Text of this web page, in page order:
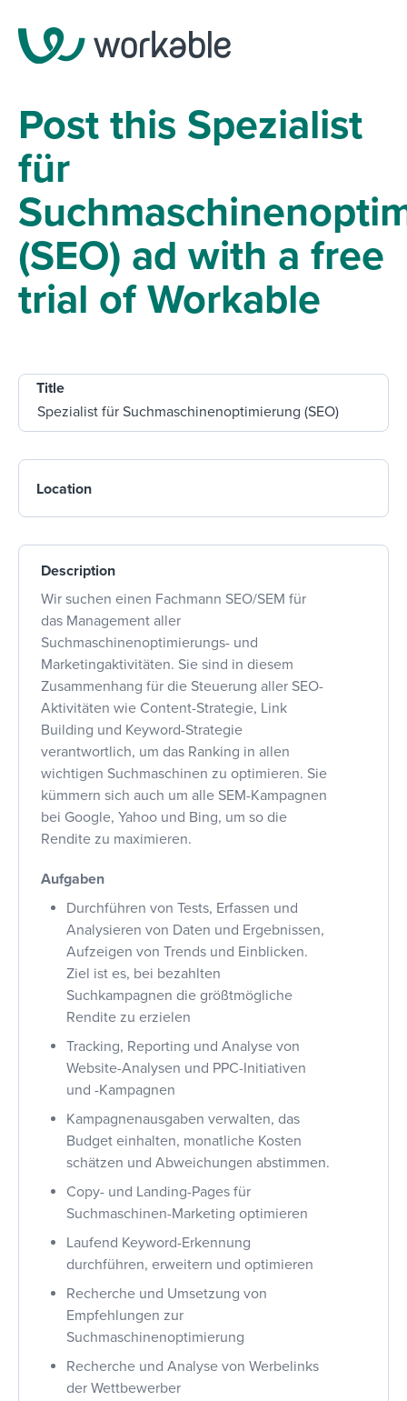
Post this Spezialist
für
(SEO) ad with a free
trial of Workable
Title
Location
Description
Wir suchen einen Fachmann SEO/SEM für
das Management aller
Suchmaschinenoptimierungs- und
Marketingaktivitäten. Sie sind in diesem
Zusammenhang für die Steuerung aller SEO-
Aktivitäten wie Content-Strategie, Link
Building und Keyword-Strategie
verantwortlich, um das Ranking in allen
wichtigen Suchmaschinen zu optimieren. Sie
kümmern sich auch um alle SEM-Kampagnen
bei Google, Yahoo und Bing, um so die
Rendite zu maximieren.
Aufgaben
Durchführen von Tests, Erfassen und
Analysieren von Daten und Ergebnissen,
Aufzeigen von Trends und Einblicken.
Ziel ist es, bei bezahlten
Suchkampagnen die größtmögliche
Rendite zu erzielen
Tracking, Reporting und Analyse von
Website-Analysen und PPC-Initiativen
und -Kampagnen
Kampagnenausgaben verwalten, das
Budget einhalten, monatliche Kosten
schätzen und Abweichungen abstimmen.
Copy- und Landing-Pages für
Suchmaschinen-Marketing optimieren
Laufend Keyword-Erkennung
durchführen, erweitern und optimieren
Recherche und Umsetzung von
Empfehlungen zur
Suchmaschinenoptimierung
Recherche und Analyse von Werbelinks
der Wettbewerber